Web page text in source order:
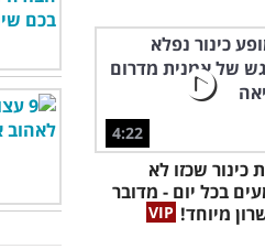
4:22
כינור שכזו לא
בכל יום - מדובר
מיוחד!